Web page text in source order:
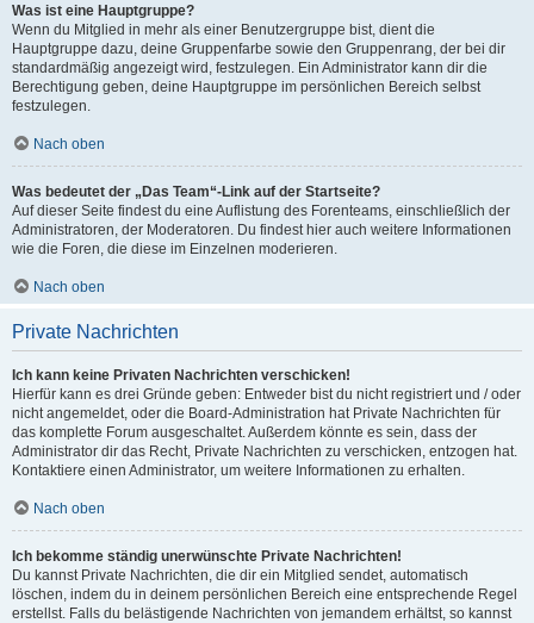
Was ist eine Hauptgruppe?
Wenn du Mitglied in mehr als einer Benutzergruppe bist, dient die
Hauptgruppe dazu, deine Gruppenfarbe sowie den Gruppenrang, der bei dir
standardmäßig angezeigt wird, festzulegen. Ein Administrator kann dir die
Berechtigung geben, deine Hauptgruppe im persönlichen Bereich selbst
festzulegen.
Nach oben
Was bedeutet der „Das Team“-Link auf der Startseite?
Auf dieser Seite findest du eine Auflistung des Forenteams, einschließlich der
Administratoren, der Moderatoren. Du findest hier auch weitere Informationen
wie die Foren, die diese im Einzelnen moderieren.
Nach oben
Private Nachrichten
Ich kann keine Privaten Nachrichten verschicken!
Hierfür kann es drei Gründe geben: Entweder bist du nicht registriert und / oder
nicht angemeldet, oder die Board-Administration hat Private Nachrichten für
das komplette Forum ausgeschaltet. Außerdem könnte es sein, dass der
Administrator dir das Recht, Private Nachrichten zu verschicken, entzogen hat.
Kontaktiere einen Administrator, um weitere Informationen zu erhalten.
Nach oben
Ich bekomme ständig unerwünschte Private Nachrichten!
Du kannst Private Nachrichten, die dir ein Mitglied sendet, automatisch
löschen, indem du in deinem persönlichen Bereich eine entsprechende Regel
erstellst. Falls du belästigende Nachrichten von jemandem erhältst, so kannst